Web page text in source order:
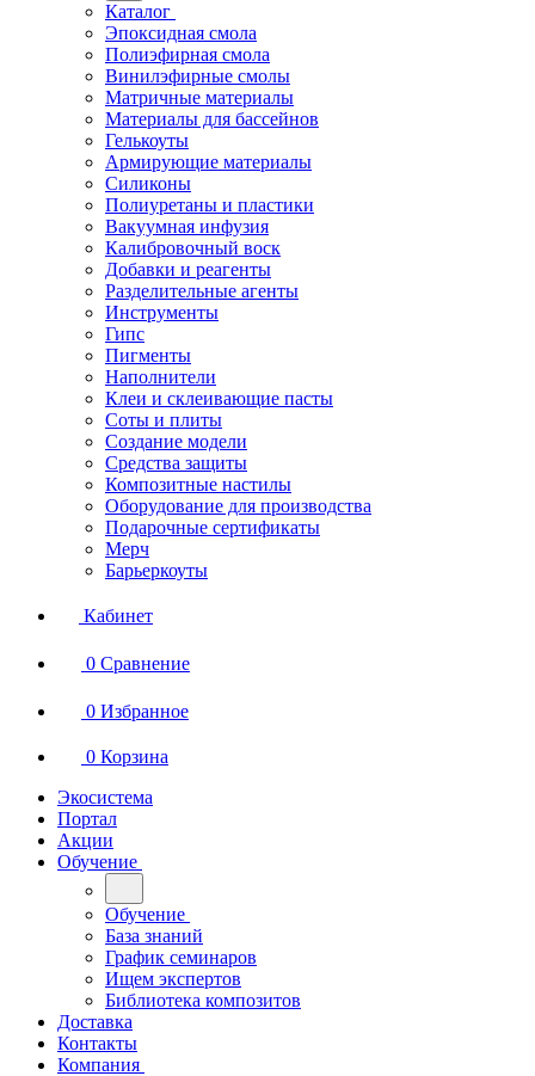
Каталог
Эпоксидная смола
Полиэфирная смола
Винилэфирные смолы
Матричные материалы
Материалы для бассейнов
Гелькоуты
Армирующие материалы
Силиконы
Полиуретаны и пластики
Вакуумная инфузия
Калибровочный воск
Добавки и реагенты
Разделительные агенты
Инструменты
Гипс
Пигменты
Наполнители
Клеи и склеивающие пасты
Соты и плиты
Создание модели
Средства защиты
Композитные настилы
Оборудование для производства
Подарочные сертификаты
Мерч
Барьеркоуты
Кабинет
0 Сравнение
0 Избранное
0 Корзина
Экосистема
Портал
Акции
Обучение
Обучение
База знаний
График семинаров
Ищем экспертов
Библиотека композитов
Доставка
Контакты
Компания